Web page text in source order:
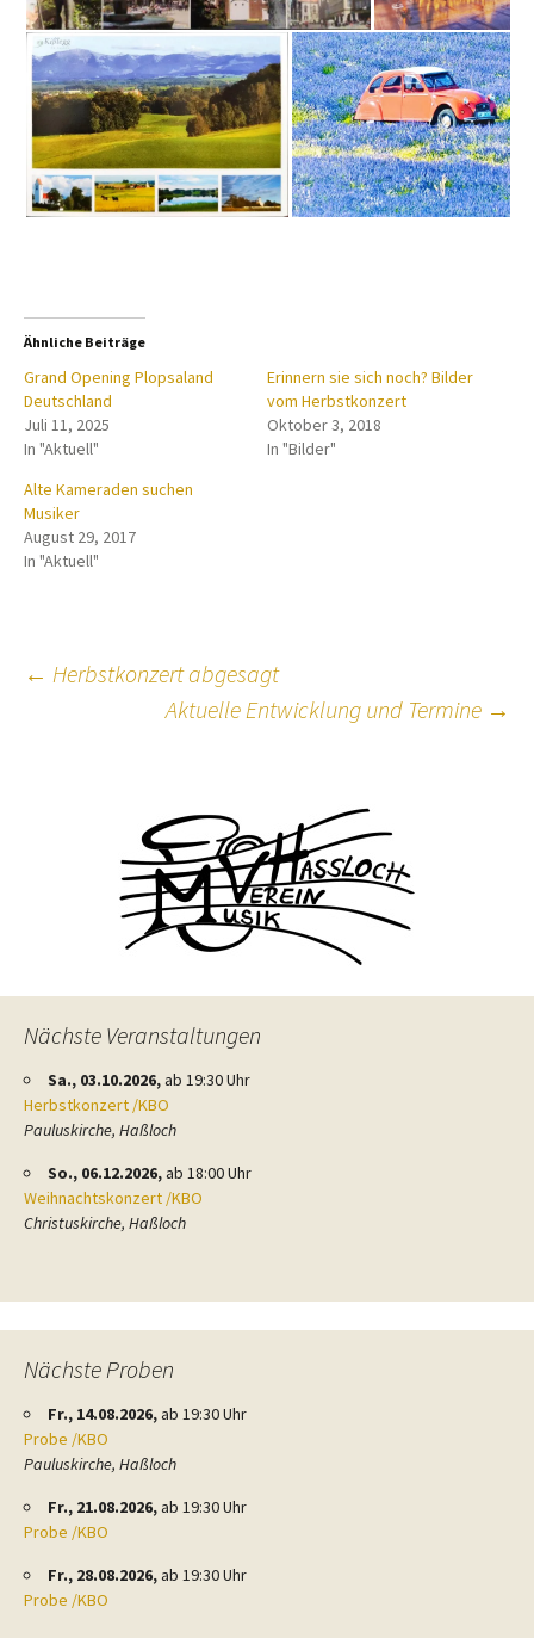
Ähnliche Beiträge
Grand Opening Plopsaland
Deutschland
Juli 11, 2025
In "Aktuell"
Erinnern sie sich noch? Bilder
vom Herbstkonzert
Oktober 3, 2018
In "Bilder"
Alte Kameraden suchen
Musiker
August 29, 2017
In "Aktuell"
Beitragsnavigation
← Herbstkonzert abgesagt
Aktuelle Entwicklung und Termine →
Nächste Veranstaltungen
Sa., 03.10.2026,ab 19:30 Uhr
Herbstkonzert /KBO
Pauluskirche, Haßloch
So., 06.12.2026,ab 18:00 Uhr
Weihnachtskonzert /KBO
Christuskirche, Haßloch
Nächste Proben
Fr., 14.08.2026,ab 19:30 Uhr
Probe /KBO
Pauluskirche, Haßloch
Fr., 21.08.2026,ab 19:30 Uhr
Probe /KBO
Fr., 28.08.2026,ab 19:30 Uhr
Probe /KBO